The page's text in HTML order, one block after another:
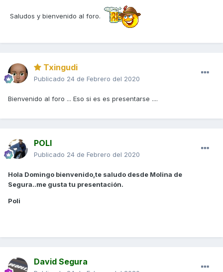
Saludos y bienvenido al foro.
Txingudi
Publicado 24 de Febrero del 2020
Bienvenido al foro ... Eso si es es presentarse ....
POLI
Publicado 24 de Febrero del 2020
Hola Domingo bienvenido,te saludo desde Molina de
Segura..me gusta tu presentación.
Poli
David Segura